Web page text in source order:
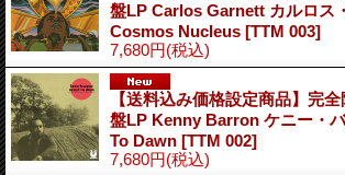
盤LP Carlos Garnett カルロス
Cosmos Nucleus [TTM 003]
7,680円(税込)
【送料込み価格設定商品】完
盤LP Kenny Barron ケニー・
To Dawn [TTM 002]
7,680円(税込)